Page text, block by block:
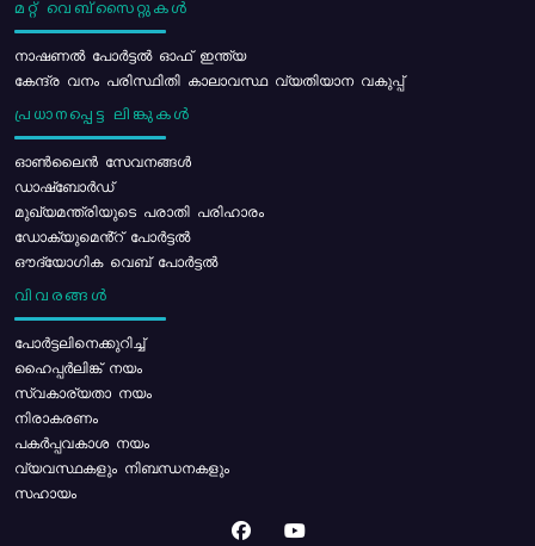
മറ്റ് വെബ്സൈറ്റുകൾ
നാഷണൽ പോർട്ടൽ ഓഫ് ഇന്ത്യ
കേന്ദ്ര വനം പരിസ്ഥിതി കാലാവസ്ഥ വ്യതിയാന വകുപ്പ്
പ്രധാനപ്പെട്ട ലിങ്കുകൾ
ഓൺലൈൻ സേവനങ്ങൾ
ഡാഷ്ബോർഡ്
മുഖ്യമന്ത്രിയുടെ പരാതി പരിഹാരം
ഡോക്യുമെൻ്റ് പോർട്ടൽ
ഔദ്യോഗിക വെബ് പോർട്ടൽ
വിവരങ്ങൾ
പോര്‍ട്ടലിനെക്കുറിച്ച്
ഹൈപ്പർലിങ്ക് നയം
സ്വകാര്യതാ നയം
നിരാകരണം
പകർപ്പവകാശ നയം
വ്യവസ്ഥകളും നിബന്ധനകളും
സഹായം